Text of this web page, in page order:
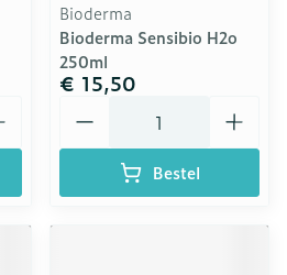
Bioderma
Bioderma Sensibio H2o
250ml
€ 15,50
Bestel